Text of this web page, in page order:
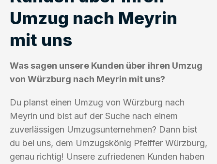
Umzug nach Meyrin
mit uns
Was sagen unsere Kunden über ihren Umzug
von Würzburg nach Meyrin mit uns?
Du planst einen Umzug von Würzburg nach
Meyrin und bist auf der Suche nach einem
zuverlässigen Umzugsunternehmen? Dann bist
du bei uns, dem Umzugskönig Pfeiffer Würzburg,
genau richtig! Unsere zufriedenen Kunden haben